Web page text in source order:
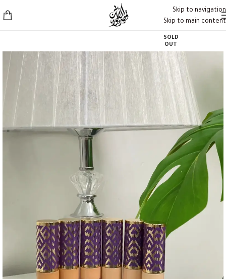
Skip to navigation
Skip to main content
SOLD
OUT